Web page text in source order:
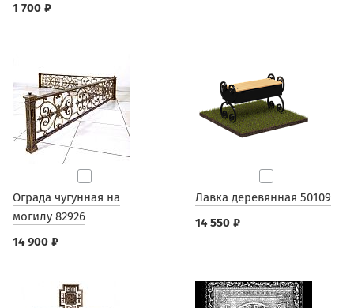
1 700 ₽
Ограда чугунная на
могилу 82926
14 900 ₽
Лавка деревянная 50109
14 550 ₽